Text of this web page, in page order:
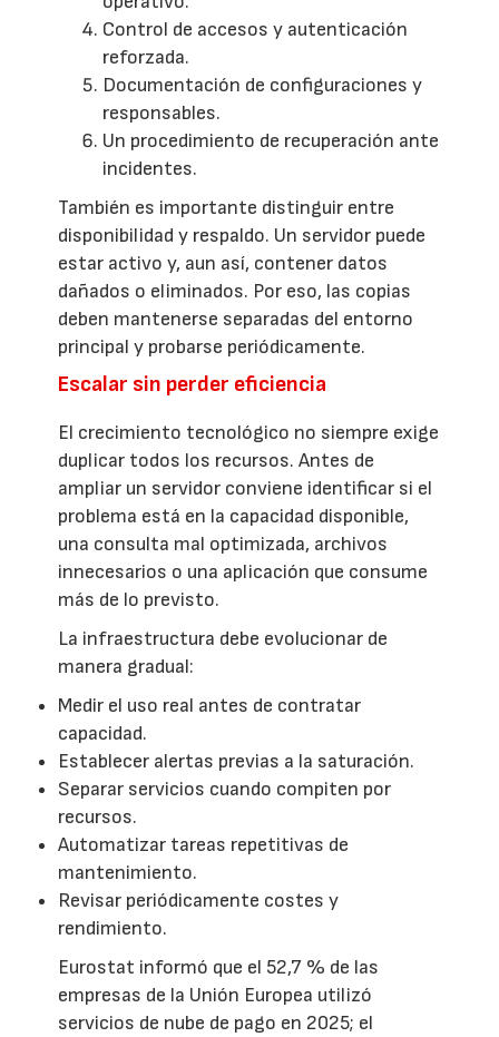
Control de accesos y autenticación
reforzada.
Documentación de configuraciones y
responsables.
Un procedimiento de recuperación ante
incidentes.
También es importante distinguir entre
disponibilidad y respaldo. Un servidor puede
estar activo y, aun así, contener datos
dañados o eliminados. Por eso, las copias
deben mantenerse separadas del entorno
principal y probarse periódicamente.
Escalar sin perder eficiencia
El crecimiento tecnológico no siempre exige
duplicar todos los recursos. Antes de
ampliar un servidor conviene identificar si el
problema está en la capacidad disponible,
una consulta mal optimizada, archivos
innecesarios o una aplicación que consume
más de lo previsto.
La infraestructura debe evolucionar de
manera gradual:
Medir el uso real antes de contratar
capacidad.
Establecer alertas previas a la saturación.
Separar servicios cuando compiten por
recursos.
Automatizar tareas repetitivas de
mantenimiento.
Revisar periódicamente costes y
rendimiento.
Eurostat informó que el 52,7 % de las
empresas de la Unión Europea utilizó
servicios de nube de pago en 2025; el